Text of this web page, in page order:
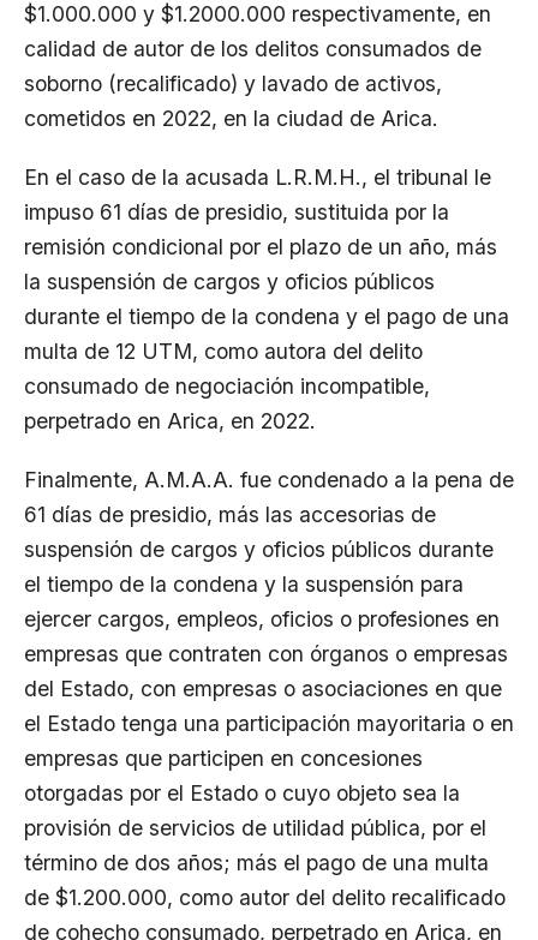
$1.000.000 y $1.2000.000 respectivamente, en
calidad de autor de los delitos consumados de
soborno (recalificado) y lavado de activos,
cometidos en 2022, en la ciudad de Arica.
En el caso de la acusada L.R.M.H., el tribunal le
impuso 61 días de presidio, sustituida por la
remisión condicional por el plazo de un año, más
la suspensión de cargos y oficios públicos
durante el tiempo de la condena y el pago de una
multa de 12 UTM, como autora del delito
consumado de negociación incompatible,
perpetrado en Arica, en 2022.
Finalmente, A.M.A.A. fue condenado a la pena de
61 días de presidio, más las accesorias de
suspensión de cargos y oficios públicos durante
el tiempo de la condena y la suspensión para
ejercer cargos, empleos, oficios o profesiones en
empresas que contraten con órganos o empresas
del Estado, con empresas o asociaciones en que
el Estado tenga una participación mayoritaria o en
empresas que participen en concesiones
otorgadas por el Estado o cuyo objeto sea la
provisión de servicios de utilidad pública, por el
término de dos años; más el pago de una multa
de $1.200.000, como autor del delito recalificado
de cohecho consumado, perpetrado en Arica, en